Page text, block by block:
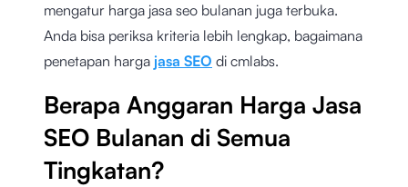
mengatur harga jasa seo bulanan juga terbuka.
Anda bisa periksa kriteria lebih lengkap, bagaimana
penetapan harga jasa SEO di cmlabs.
Berapa Anggaran Harga Jasa
SEO Bulanan di Semua
Tingkatan?